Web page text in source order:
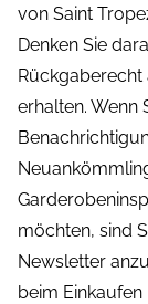
von Saint
Denken Sie
Rückgaberecht
erhalten. Wenn
möchten, sind
Newsletter
beim Einkaufen